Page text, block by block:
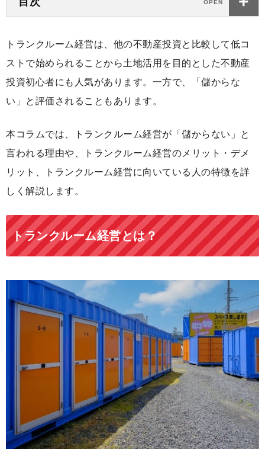
トランクルーム経営は、他の不動産投資と比較して低コ
ストで始められることから土地活用を目的とした不動産
投資初心者にも人気があります。一方で、「儲からな
い」と評価されることもあります。
本コラムでは、トランクルーム経営が「儲からない」と
言われる理由や、トランクルーム経営のメリット・デメ
リット、トランクルーム経営に向いている人の特徴を詳
しく解説します。
トランクルーム経営とは？